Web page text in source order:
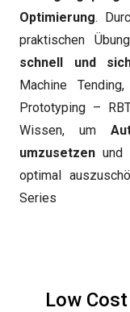
Optimierung.
praktischen
schnell und
Machine
Prototyping –
Wissen, um
umzusetzen und
optimal
Series
Low